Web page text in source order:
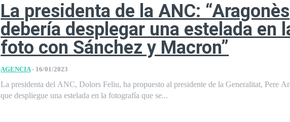
La presidenta de la ANC: “Aragonès
debería desplegar una estelada en
foto con Sánchez y Macron”
AGENCIA - 16/01/2023
La presidenta del ANC, Dolors Feliu, ha propuesto al presidente de la Generalitat, Pere
que despliegue una estelada en la fotografía que se...